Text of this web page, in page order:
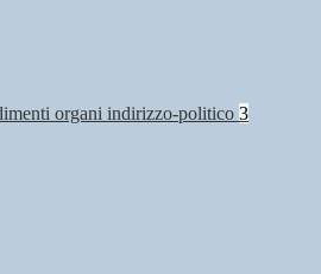
organi indirizzo-politico 3